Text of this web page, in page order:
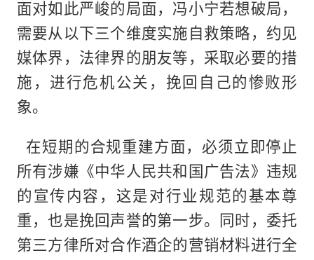
面对如此严峻的局面，冯小宁若想破局，
需要从以下三个维度实施自救策略，约见
媒体界，法律界的朋友等，采取必要的措
施，进行危机公关，挽回自己的惨败形
象。
在短期的合规重建方面，必须立即停止
所有涉嫌《中华人民共和国广告法》违规
的宣传内容，这是对行业规范的基本尊
重，也是挽回声誉的第一步。同时，委托
第三方律所对合作酒企的营销材料进行全